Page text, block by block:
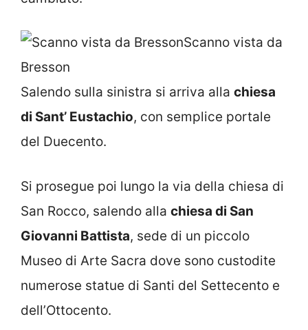
Scanno vista da
Bresson
Salendo sulla sinistra si arriva alla chiesa
di Sant’ Eustachio, con semplice portale
del Duecento.
Si prosegue poi lungo la via della chiesa di
San Rocco, salendo alla chiesa di San
Giovanni Battista, sede di un piccolo
Museo di Arte Sacra dove sono custodite
numerose statue di Santi del Settecento e
dell’Ottocento.